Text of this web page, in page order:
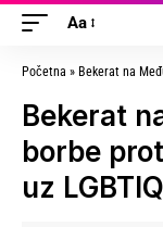
Aa
Početna » Bekerat na
Bekerat
borbe
uz